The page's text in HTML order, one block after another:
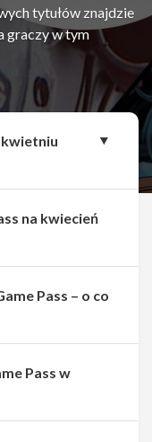
tytułów znajdzie
graczy w tym
kwietniu
na kwiecień
Pass – o co
Pass w